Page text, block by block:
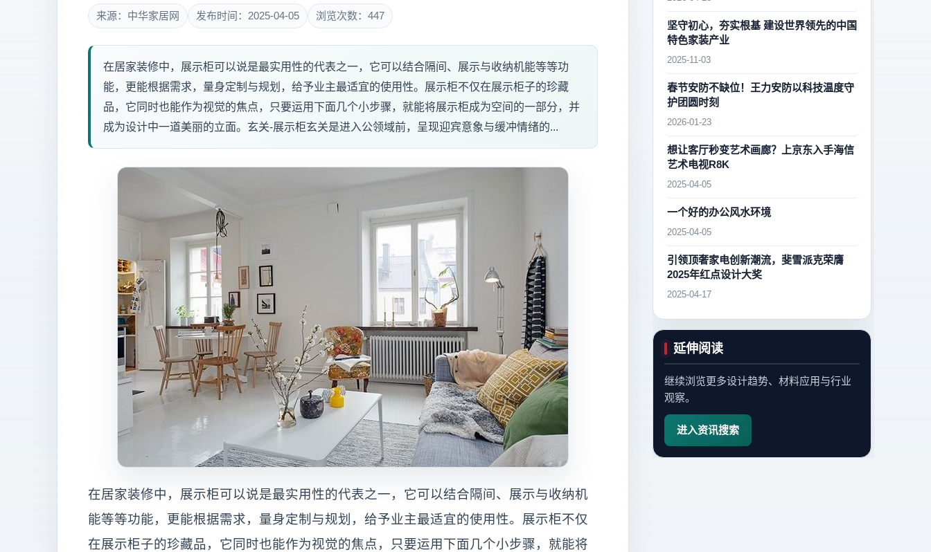
来源：中华家居网 发布时间：2025-04-05 浏览次数：447
在居家装修中，展示柜可以说是最实用性的代表之一，它可以结合隔间、展示与收纳机能等等功
能，更能根据需求，量身定制与规划，给予业主最适宜的使用性。展示柜不仅在展示柜子的珍藏
品，它同时也能作为视觉的焦点，只要运用下面几个小步骤，就能将展示柜成为空间的一部分，并
成为设计中一道美丽的立面。玄关-展示柜玄关是进入公领域前，呈现迎宾意象与缓冲情绪的...
在居家装修中，展示柜可以说是最实用性的代表之一，它可以结合隔间、展示与收纳机
能等等功能，更能根据需求，量身定制与规划，给予业主最适宜的使用性。展示柜不仅
在展示柜子的珍藏品，它同时也能作为视觉的焦点，只要运用下面几个小步骤，就能将
坚守初心，夯实根基 建设世界领先的中国
特色家装产业
2025-11-03
春节安防不缺位！王力安防以科技温度守
护团圆时刻
2026-01-23
想让客厅秒变艺术画廊？上京东入手海信
艺术电视R8K
2025-04-05
一个好的办公风水环境
2025-04-05
引领顶奢家电创新潮流，斐雪派克荣膺
2025年红点设计大奖
2025-04-17
延伸阅读
继续浏览更多设计趋势、材料应用与行业
观察。
进入资讯搜索